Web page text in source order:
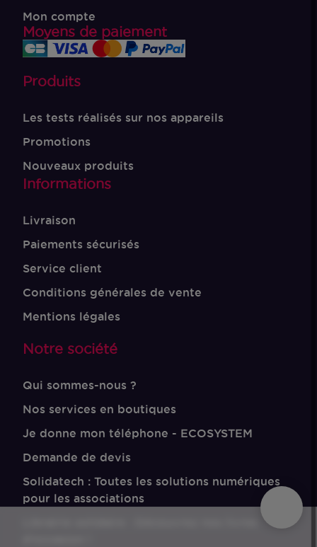
Mon compte
Moyens de paiement
Produits
Les tests réalisés sur nos appareils
Promotions
Nouveaux produits
Informations
Livraison
Paiements sécurisés
Service client
Conditions générales de vente
Mentions légales
Notre société
Qui sommes-nous ?
Nos services en boutiques
Je donne mon téléphone - ECOSYSTEM
Demande de devis
Solidatech : Toutes les solutions numériques
pour les associations